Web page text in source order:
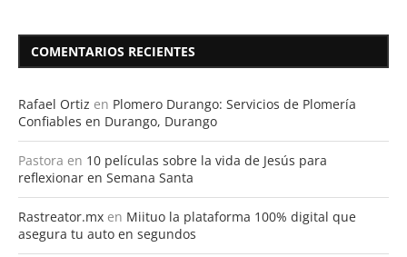
COMENTARIOS RECIENTES
Rafael Ortiz en Plomero Durango: Servicios de Plomería
Confiables en Durango, Durango
Pastora en 10 películas sobre la vida de Jesús para
reflexionar en Semana Santa
Rastreator.mx en Miituo la plataforma 100% digital que
asegura tu auto en segundos